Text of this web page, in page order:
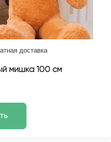
доставка
мишка 100 см